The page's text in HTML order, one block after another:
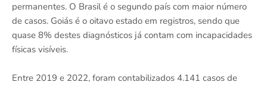
permanentes. O Brasil é o segundo país com maior número
de casos. Goiás é o oitavo estado em registros, sendo que
quase 8% destes diagnósticos já contam com incapacidades
físicas visíveis.
Entre 2019 e 2022, foram contabilizados 4.141 casos de